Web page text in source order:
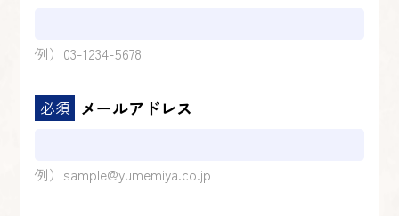
例）03-1234-5678
メールアドレス
例）sample@yumemiya.co.jp